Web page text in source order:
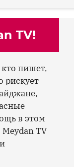
TV!
пишет,
рискует
в этом
TV